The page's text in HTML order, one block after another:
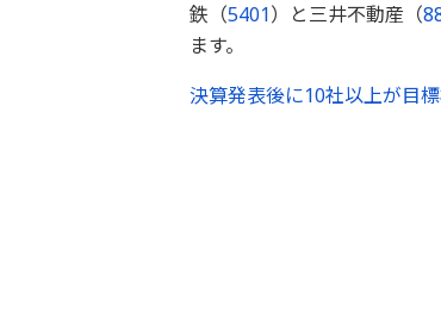
鉄（5401）と三井不動産（
ます。
決算発表後に10社以上が目